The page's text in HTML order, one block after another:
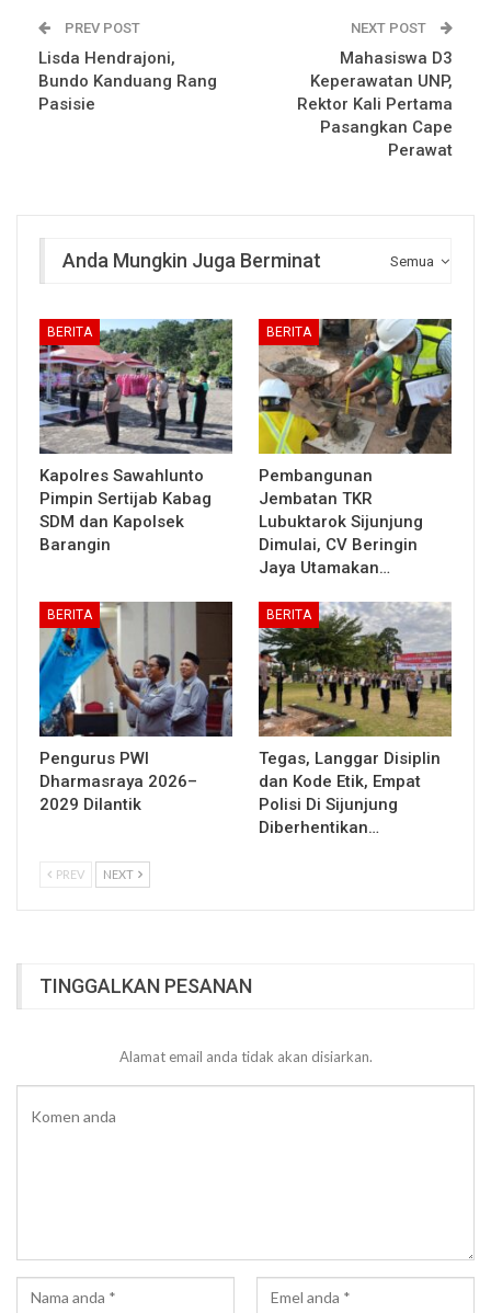
PREV POST
Lisda Hendrajoni,
Bundo Kanduang Rang
Pasisie
NEXT POST
Mahasiswa D3
Keperawatan UNP,
Rektor Kali Pertama
Pasangkan Cape
Perawat
Semua
Anda Mungkin Juga Berminat
BERITA
Kapolres Sawahlunto
Pimpin Sertijab Kabag
SDM dan Kapolsek
Barangin
BERITA
Pembangunan
Jembatan TKR
Lubuktarok Sijunjung
Dimulai, CV Beringin
Jaya Utamakan…
BERITA
Pengurus PWI
Dharmasraya 2026–
2029 Dilantik
BERITA
Tegas, Langgar Disiplin
dan Kode Etik, Empat
Polisi Di Sijunjung
Diberhentikan…
PREV NEXT
TINGGALKAN PESANAN
Alamat email anda tidak akan disiarkan.